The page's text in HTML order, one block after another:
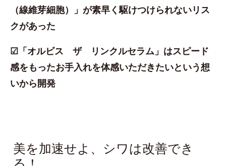
（線維芽細胞）」が素早く駆けつけられないリス
クがあった
☑「オルビス ザ リンクルセラム」はスピード
感をもったお手入れを体感いただきたいという想
いから開発
美を加速せよ、シワは改善でき